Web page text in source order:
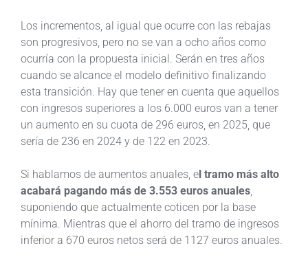
Los incrementos, al igual que ocurre con las rebajas
son progresivos, pero no se van a ocho años como
ocurría con la propuesta inicial. Serán en tres años
cuando se alcance el modelo definitivo finalizando
esta transición. Hay que tener en cuenta que aquellos
con ingresos superiores a los 6.000 euros van a tener
un aumento en su cuota de 296 euros, en 2025, que
sería de 236 en 2024 y de 122 en 2023.
Si hablamos de aumentos anuales, el tramo más alto
acabará pagando más de 3.553 euros anuales
suponiendo que actualmente coticen por la base
mínima. Mientras que el ahorro del tramo de ingresos
inferior a 670 euros netos será de 1127 euros anuales.